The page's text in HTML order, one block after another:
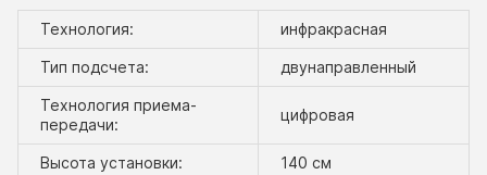
Технология: инфракрасная
Тип подсчета: двунаправленный
Технология приема-
передачи:
цифровая
Высота установки: 140 см